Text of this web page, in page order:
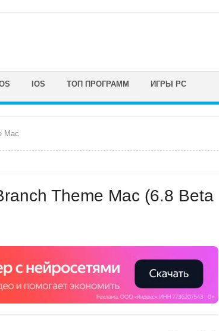
IOS ТОП ПРОГРАММ ИГРЫ PC
Mac
Theme Mac (6.8 Beta